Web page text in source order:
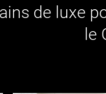
de luxe
le